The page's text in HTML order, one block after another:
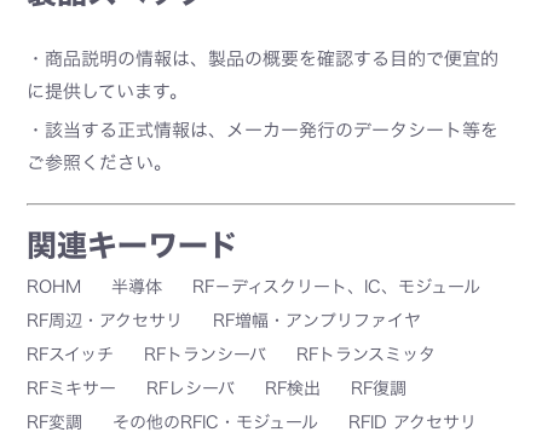
・商品説明の情報は、製品の概要を確認する目的で便宜的
に提供しています。
・該当する正式情報は、メーカー発行のデータシート等を
ご参照ください。
関連キーワード
ROHM 半導体
RF－ディスクリート、IC、モジュール
RF周辺・アクセサリ
RF増幅・アンプリファイヤ
RFスイッチ
RFトランシーバ
RFトランスミッタ
RFミキサー
RFレシーバ RF検出
RF復調
RF変調
その他のRFIC・モジュール
RFID アクセサリ